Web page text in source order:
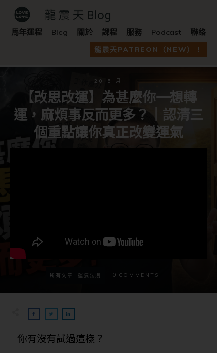
馬年運程 Blog 關於 課程 服務 Podcast 聯絡
龍震天PATREON（NEW）！
20 5 月
【改思改運】為甚麼你一想轉
運，麻煩事反而更多？｜認清三
個重點讓你真正改變運氣
所有文章, 運氣法則 0 COMMENTS
你有沒有試過這樣？